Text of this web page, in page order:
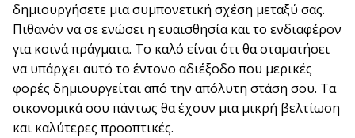
δημιουργήσετε μια συμπονετική σχέση μεταξύ σας.
Πιθανόν να σε ενώσει η ευαισθησία και το ενδιαφέρον
για κοινά πράγματα. Το καλό είναι ότι θα σταματήσει
να υπάρχει αυτό το έντονο αδιέξοδο που μερικές
φορές δημιουργείται από την απόλυτη στάση σου. Τα
οικονομικά σου πάντως θα έχουν μια μικρή βελτίωση
και καλύτερες προοπτικές.